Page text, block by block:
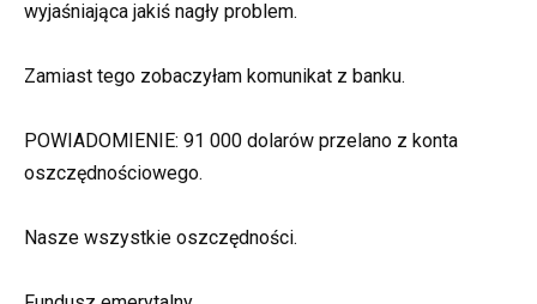
wyjaśniająca jakiś nagły problem.
Zamiast tego zobaczyłam komunikat z banku.
POWIADOMIENIE: 91 000 dolarów przelano z konta
oszczędnościowego.
Nasze wszystkie oszczędności.